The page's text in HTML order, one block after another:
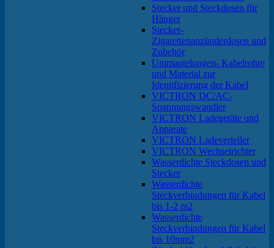
Stecker und Steckdosen für
Hänger
Stecker-
Zigarettenanzünderdosen und
Zubehör
Ummantelungen- Kabelrohre
und Material zur
Identifizierung der Kabel
VICTRON DC/AC-
Spannungswandler
VICTRON Ladegeräte und
Apparate
VICTRON Ladeverteiler
VICTRON Wechselrichter
Wasserdichte Steckdosen und
Stecker
Wasserdichte
Steckverbindungen für Kabel
bis 1-2 m2
Wasserdichte
Steckverbindungen für Kabel
bis 10mm2